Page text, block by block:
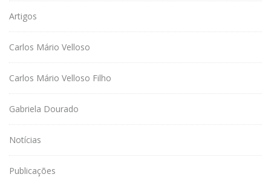
Artigos
Carlos Mário Velloso
Carlos Mário Velloso Filho
Gabriela Dourado
Notícias
Publicações